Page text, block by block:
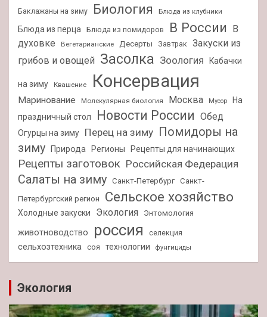
Баклажаны на зиму Биология Блюда из клубники
Блюда из перца Блюда из помидоров В России
В
духовке
Вегетарианские Десерты Завтрак
Закуски из
грибов и овощей Засолка Зоология Кабачки
на зиму Квашение Консервация
Маринование Молекулярная биология Москва Мусор
На
праздничный стол
Новости России Обед
Огурцы на зиму Перец на зиму Помидоры на
зиму
Природа Регионы Рецепты для начинающих
Рецепты заготовок Российская Федерация
Салаты на зиму Санкт-Петербург Санкт-
Петербургский регион
Сельское хозяйство
Холодные закуски Экология Энтомология
животноводство россия селекция
сельхозтехника соя технологии фунгициды
Экология